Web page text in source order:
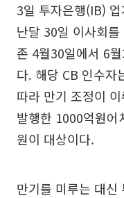
3일 투자은행(IB)
난달 30일 이사회
존 4월30일에서 6
다. 해당 CB 인수자
따라 만기 조정이
발행한 1000억원어
원이 대상이다.
만기를 미루는 대신